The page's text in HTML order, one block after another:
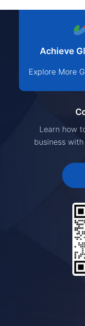
Achieve
Explore More
Learn how
business